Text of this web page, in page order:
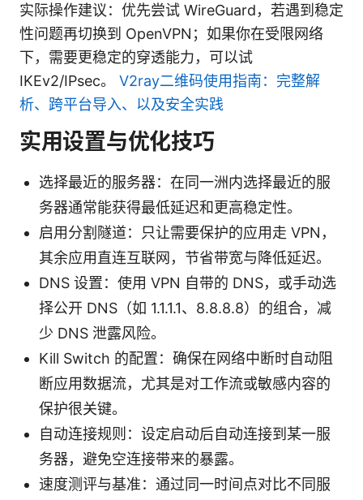
实际操作建议：优先尝试 WireGuard，若遇到稳定
性问题再切换到 OpenVPN；如果你在受限网络
下，需要更稳定的穿透能力，可以试
IKEv2/IPsec。 V2ray二维码使用指南：完整解
析、跨平台导入、以及安全实践
实用设置与优化技巧
选择最近的服务器：在同一洲内选择最近的服
务器通常能获得最低延迟和更高稳定性。
启用分割隧道：只让需要保护的应用走 VPN，
其余应用直连互联网，节省带宽与降低延迟。
DNS 设置：使用 VPN 自带的 DNS，或手动选
择公开 DNS（如 1.1.1.1、8.8.8.8）的组合，减
少 DNS 泄露风险。
Kill Switch 的配置：确保在网络中断时自动阻
断应用数据流，尤其是对工作流或敏感内容的
保护很关键。
自动连接规则：设定启动后自动连接到某一服
务器，避免空连接带来的暴露。
速度测评与基准：通过同一时间点对比不同服